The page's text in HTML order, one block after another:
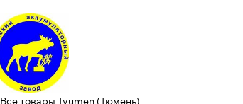
Все товары Tyumen (Тюмень)